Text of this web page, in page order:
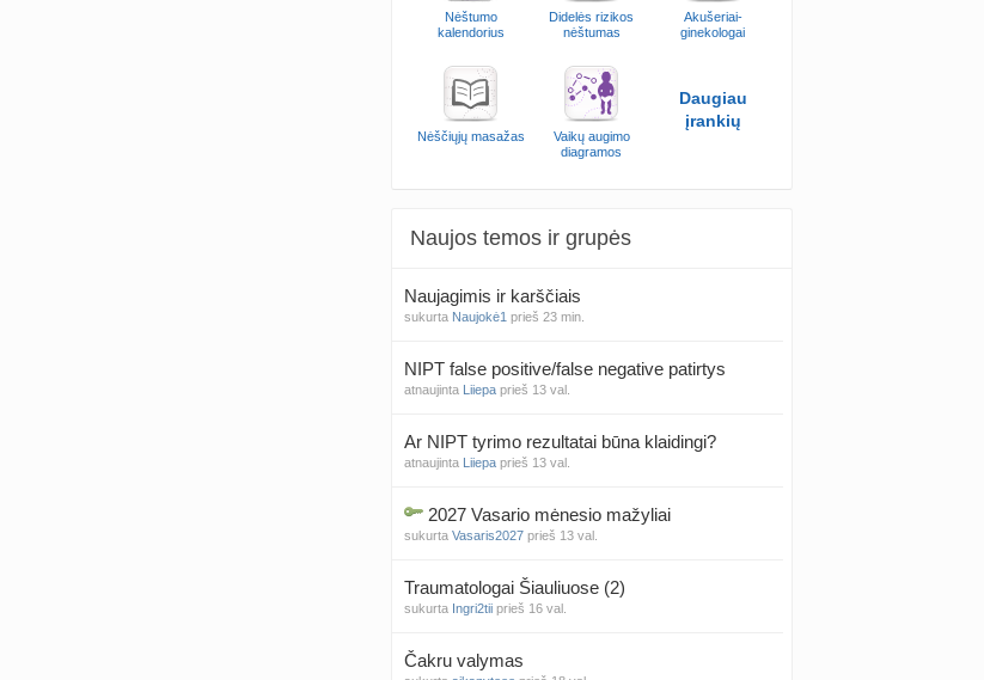
Nėštumo
kalendorius
Didelės rizikos
nėštumas
Akušeriai-
ginekologai
Nėščiųjų masažas
Vaikų augimo
diagramos
Daugiau
įrankių
Naujos temos ir grupės
Naujagimis ir karščiais
sukurta Naujokė1 prieš 23 min.
NIPT false positive/false negative patirtys
atnaujinta Liiepa prieš 13 val.
Ar NIPT tyrimo rezultatai būna klaidingi?
atnaujinta Liiepa prieš 13 val.
2027 Vasario mėnesio mažyliai
sukurta Vasaris2027 prieš 13 val.
Traumatologai Šiauliuose (2)
sukurta Ingri2tii prieš 16 val.
Čakru valymas